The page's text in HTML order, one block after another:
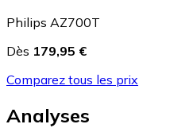
Philips AZ700T
Dès 179,95 €
Comparez tous les prix
Analyses